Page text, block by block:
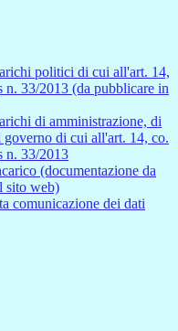
politici di cui all'art. 14,
n. 33/2013 (da pubblicare in
di amministrazione, di
governo di cui all'art. 14, co.
n. 33/2013
(documentazione da
sito web)
comunicazione dei dati